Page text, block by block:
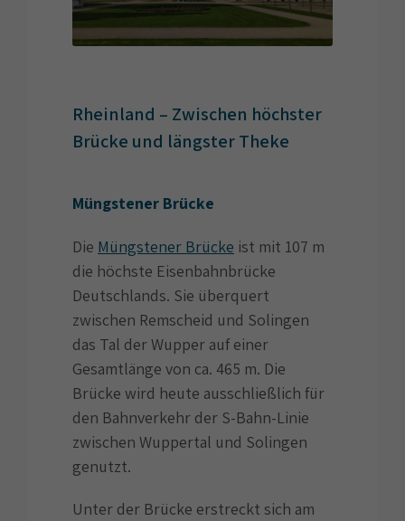
Rheinland – Zwischen höchster
Brücke und längster Theke
Müngstener Brücke
Die Müngstener Brücke ist mit 107 m
die höchste Eisenbahnbrücke
Deutschlands. Sie überquert
zwischen Remscheid und Solingen
das Tal der Wupper auf einer
Gesamtlänge von ca. 465 m. Die
Brücke wird heute ausschließlich für
den Bahnverkehr der S-Bahn-Linie
zwischen Wuppertal und Solingen
genutzt.
Unter der Brücke erstreckt sich am